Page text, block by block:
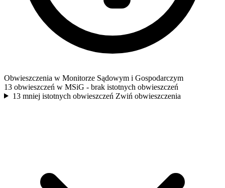
Obwieszczenia w Monitorze Sądowym i Gospodarczym
13 obwieszczeń w MSiG - brak istotnych obwieszczeń
13 mniej istotnych obwieszczeń Zwiń obwieszczenia